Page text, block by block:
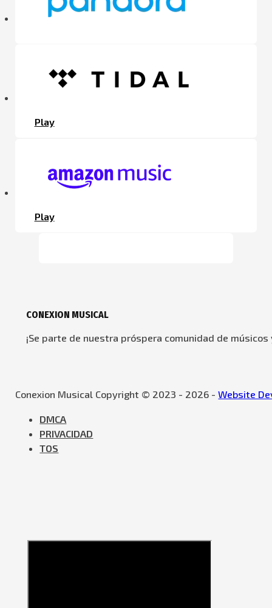
Play
Play
CONEXION MUSICAL
¡Se parte de nuestra próspera comunidad de
Conexion Musical Copyright © 2023 - 2026 -Website
DMCA
PRIVACIDAD
TOS